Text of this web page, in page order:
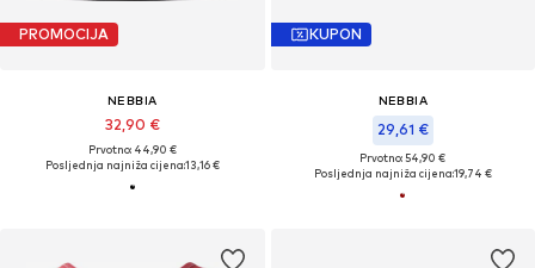
PROMOCIJA
NEBBIA
32,90 €
Prvotno: 44,90 €
Posljednja najniža cijena:13,16 €
KUPON
NEBBIA
29,61 €
Prvotno: 54,90 €
Posljednja najniža cijena:19,74 €